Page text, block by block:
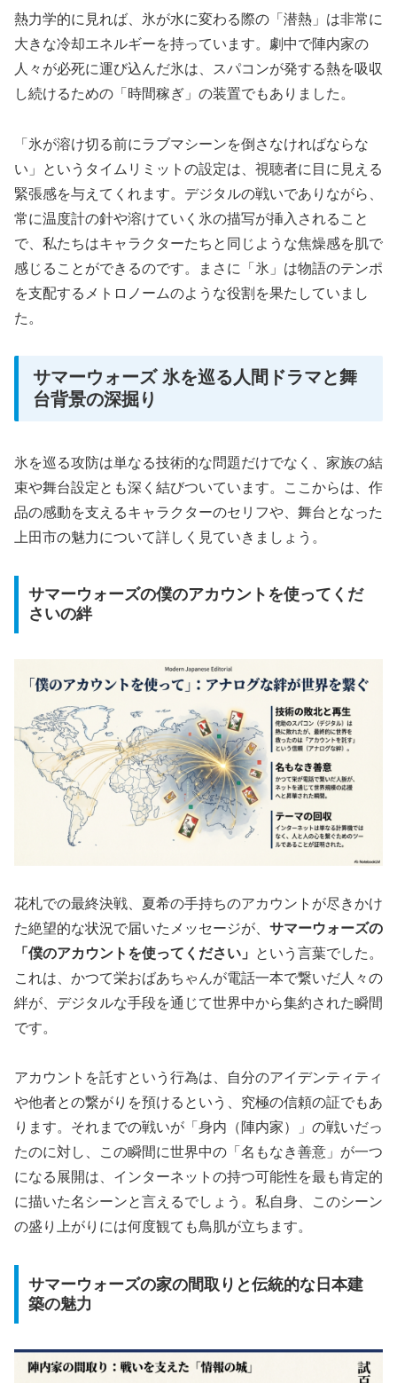
熱力学的に見れば、氷が水に変わる際の「潜熱」は非常に
大きな冷却エネルギーを持っています。劇中で陣内家の
人々が必死に運び込んだ氷は、スパコンが発する熱を吸収
し続けるための「時間稼ぎ」の装置でもありました。
「氷が溶け切る前にラブマシーンを倒さなければならな
い」というタイムリミットの設定は、視聴者に目に見える
緊張感を与えてくれます。デジタルの戦いでありながら、
常に温度計の針や溶けていく氷の描写が挿入されること
で、私たちはキャラクターたちと同じような焦燥感を肌で
感じることができるのです。まさに
「氷」は物語のテンポ
を支配するメトロノームのような役割 を果たしていまし
た。
サマーウォーズ 氷を巡る人間ドラマと舞
台背景の深掘り
氷を巡る攻防は単なる技術的な問題だけでなく、家族の結
束や舞台設定とも深く結びついています。ここからは、作
品の感動を支えるキャラクターのセリフや、舞台となった
上田市の魅力について詳しく見ていきましょう。
サマーウォーズの僕のアカウントを使ってくだ
さいの絆
花札での最終決戦、夏希の手持ちのアカウントが尽きかけ
た絶望的な状況で届いたメッセージが、 サマーウォーズの
「僕のアカウントを使ってください」
という言葉でした。
これは、かつて栄おばあちゃんが電話一本で繋いだ人々の
絆が、デジタルな手段を通じて世界中から集約された瞬間
です。
アカウントを託すという行為は、自分のアイデンティティ
や他者との繋がりを預けるという、究極の信頼の証でもあ
ります。それまでの戦いが「身内（陣内家）」の戦いだっ
たのに対し、この瞬間に世界中の「名もなき善意」が一つ
になる展開は、インターネットの持つ可能性を最も肯定的
に描いた名シーンと言えるでしょう。私自身、このシーン
の盛り上がりには何度観ても鳥肌が立ちます。
サマーウォーズの家の間取りと伝統的な日本建
築の魅力